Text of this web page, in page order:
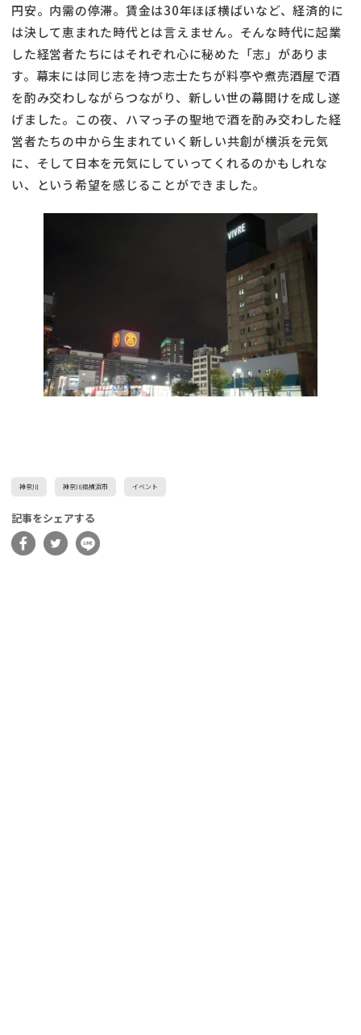
円安。内需の停滞。賃金は30年ほぼ横ばいなど、経済的に
は決して恵まれた時代とは言えません。そんな時代に起業
した経営者たちにはそれぞれ心に秘めた「志」がありま
す。幕末には同じ志を持つ志士たちが料亭や煮売酒屋で酒
を酌み交わしながらつながり、新しい世の幕開けを成し遂
げました。この夜、ハマっ子の聖地で酒を酌み交わした経
営者たちの中から生まれていく新しい共創が横浜を元気
に、そして日本を元気にしていってくれるのかもしれな
い、という希望を感じることができました。
神奈川 神奈川県横浜市 イベント
記事をシェアする